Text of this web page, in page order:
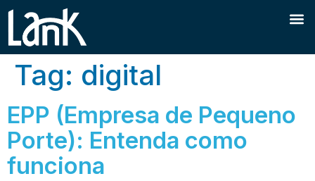
Tag: digital
EPP (Empresa de Pequeno
Porte): Entenda como
funciona